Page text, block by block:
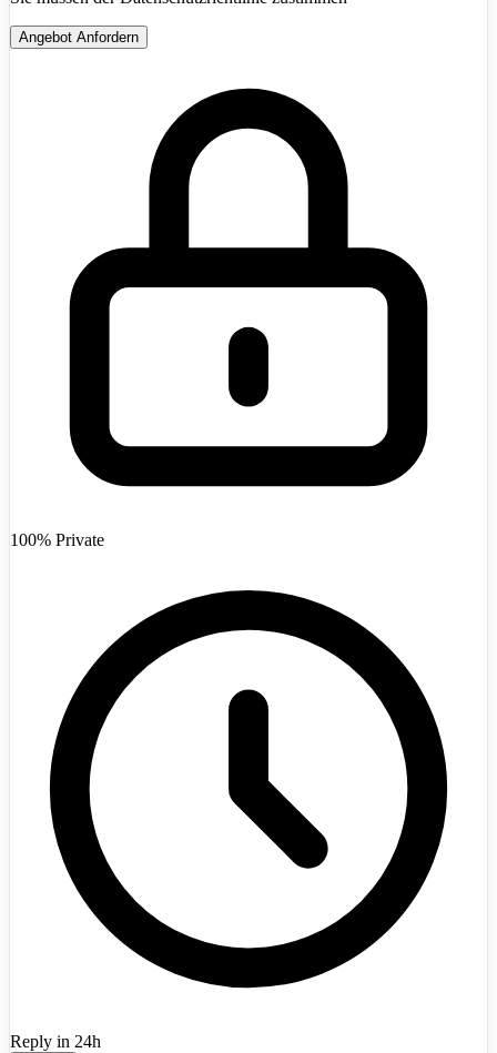
Afghanistan
Albania
Angebot Anfordern
100% Private
Reply in 24h